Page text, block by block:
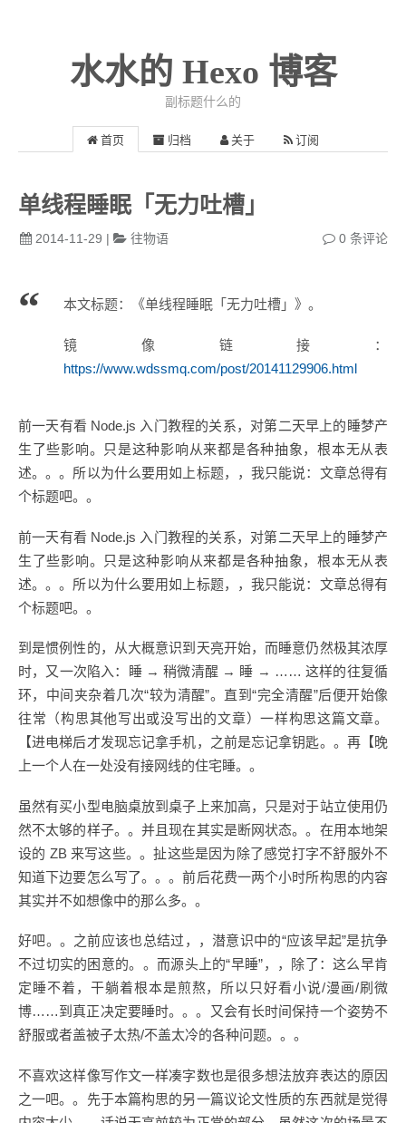
水水的 Hexo 博客
副标题什么的
首页 归档 关于 订阅
单线程睡眠「无力吐槽」
2014-11-29 | 往物语 0 条评论
本文标题：《单线程睡眠「无力吐槽」》。
镜像链接：
https://www.wdssmq.com/post/20141129906.html
前一天有看 Node.js 入门教程的关系，对第二天早上的睡梦产
生了些影响。只是这种影响从来都是各种抽象，根本无从表
述。。。所以为什么要用如上标题，，我只能说：文章总得有
个标题吧。。
前一天有看 Node.js 入门教程的关系，对第二天早上的睡梦产
生了些影响。只是这种影响从来都是各种抽象，根本无从表
述。。。所以为什么要用如上标题，，我只能说：文章总得有
个标题吧。。
到是惯例性的，从大概意识到天亮开始，而睡意仍然极其浓厚
时，又一次陷入：睡 → 稍微清醒 → 睡 → …… 这样的往复循
环，中间夹杂着几次“较为清醒”。直到“完全清醒”后便开始像
往常（构思其他写出或没写出的文章）一样构思这篇文章。
【进电梯后才发现忘记拿手机，之前是忘记拿钥匙。。再【晚
上一个人在一处没有接网线的住宅睡。。
虽然有买小型电脑桌放到桌子上来加高，只是对于站立使用仍
然不太够的样子。。并且现在其实是断网状态。。在用本地架
设的 ZB 来写这些。。扯这些是因为除了感觉打字不舒服外不
知道下边要怎么写了。。。前后花费一两个小时所构思的内容
其实并不如想像中的那么多。。
好吧。。之前应该也总结过，，潜意识中的“应该早起”是抗争
不过切实的困意的。。而源头上的“早睡”，，除了：这么早肯
定睡不着，干躺着根本是煎熬，所以只好看小说/漫画/刷微
博……到真正决定要睡时。。。又会有长时间保持一个姿势不
舒服或者盖被子太热/不盖太冷的各种问题。。。
不喜欢这样像写作文一样凑字数也是很多想法放弃表达的原因
之一吧。。先于本篇构思的另一篇议论文性质的东西就是觉得